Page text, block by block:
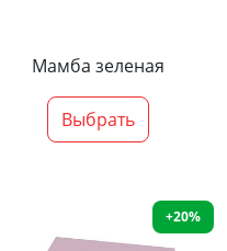
Мамба зеленая
Выбрать
+20%